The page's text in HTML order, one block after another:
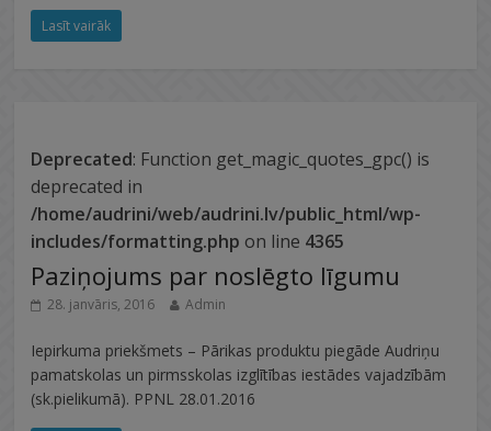
Lasīt vairāk
Deprecated: Function get_magic_quotes_gpc() is
deprecated in
/home/audrini/web/audrini.lv/public_html/wp-
includes/formatting.php on line 4365
Paziņojums par noslēgto līgumu
28. janvāris, 2016 Admin
Iepirkuma priekšmets – Pārikas produktu piegāde Audriņu
pamatskolas un pirmsskolas izglītības iestādes vajadzībām
(sk.pielikumā). PPNL 28.01.2016